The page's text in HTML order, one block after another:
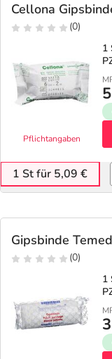
Cellona
(0)
Pflichtangaben
1
1 St für 5,09 €
Gipsbinde
(0)
1